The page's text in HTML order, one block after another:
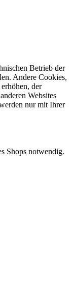
Betrieb der
Andere Cookies,
der
Websites
nur mit Ihrer
Shops notwendig.